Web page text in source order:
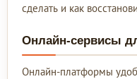
сделать и как
Онлайн-сервисы
Онлайн-платформы